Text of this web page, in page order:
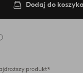
Dodaj do koszyka
produkt*